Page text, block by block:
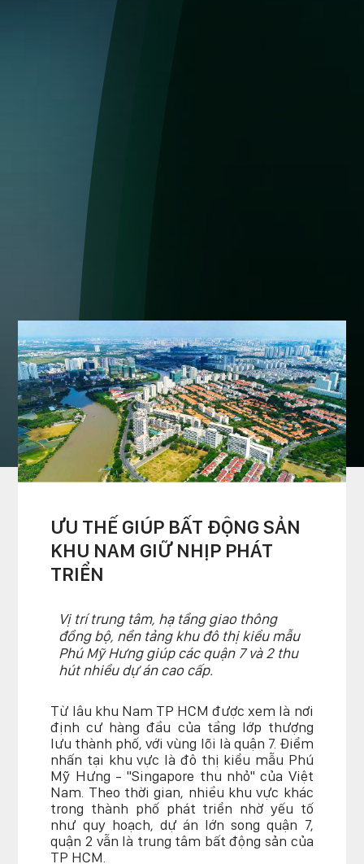
TIN THỊ TRƯỜNG
trang chủ tin tức & sự kiện » tin thị trường
ƯU THẾ GIÚP BẤT ĐỘNG SẢN
KHU NAM GIỮ NHỊP PHÁT
TRIỂN
Vị trí trung tâm, hạ tầng giao thông
đồng bộ, nền tảng khu đô thị kiểu mẫu
Phú Mỹ Hưng giúp các quận 7 và 2 thu
hút nhiều dự án cao cấp.
Từ lâu khu Nam TP HCM được xem là nơi
định cư hàng đầu của tầng lớp thượng
lưu thành phố, với vùng lõi là quận 7. Điểm
nhấn tại khu vực là đô thị kiểu mẫu Phú
Mỹ Hưng - "Singapore thu nhỏ" của Việt
Nam. Theo thời gian, nhiều khu vực khác
trong thành phố phát triển nhờ yếu tố
như quy hoạch, dự án lớn song quận 7,
quận 2 vẫn là trung tâm bất động sản của
TP HCM.